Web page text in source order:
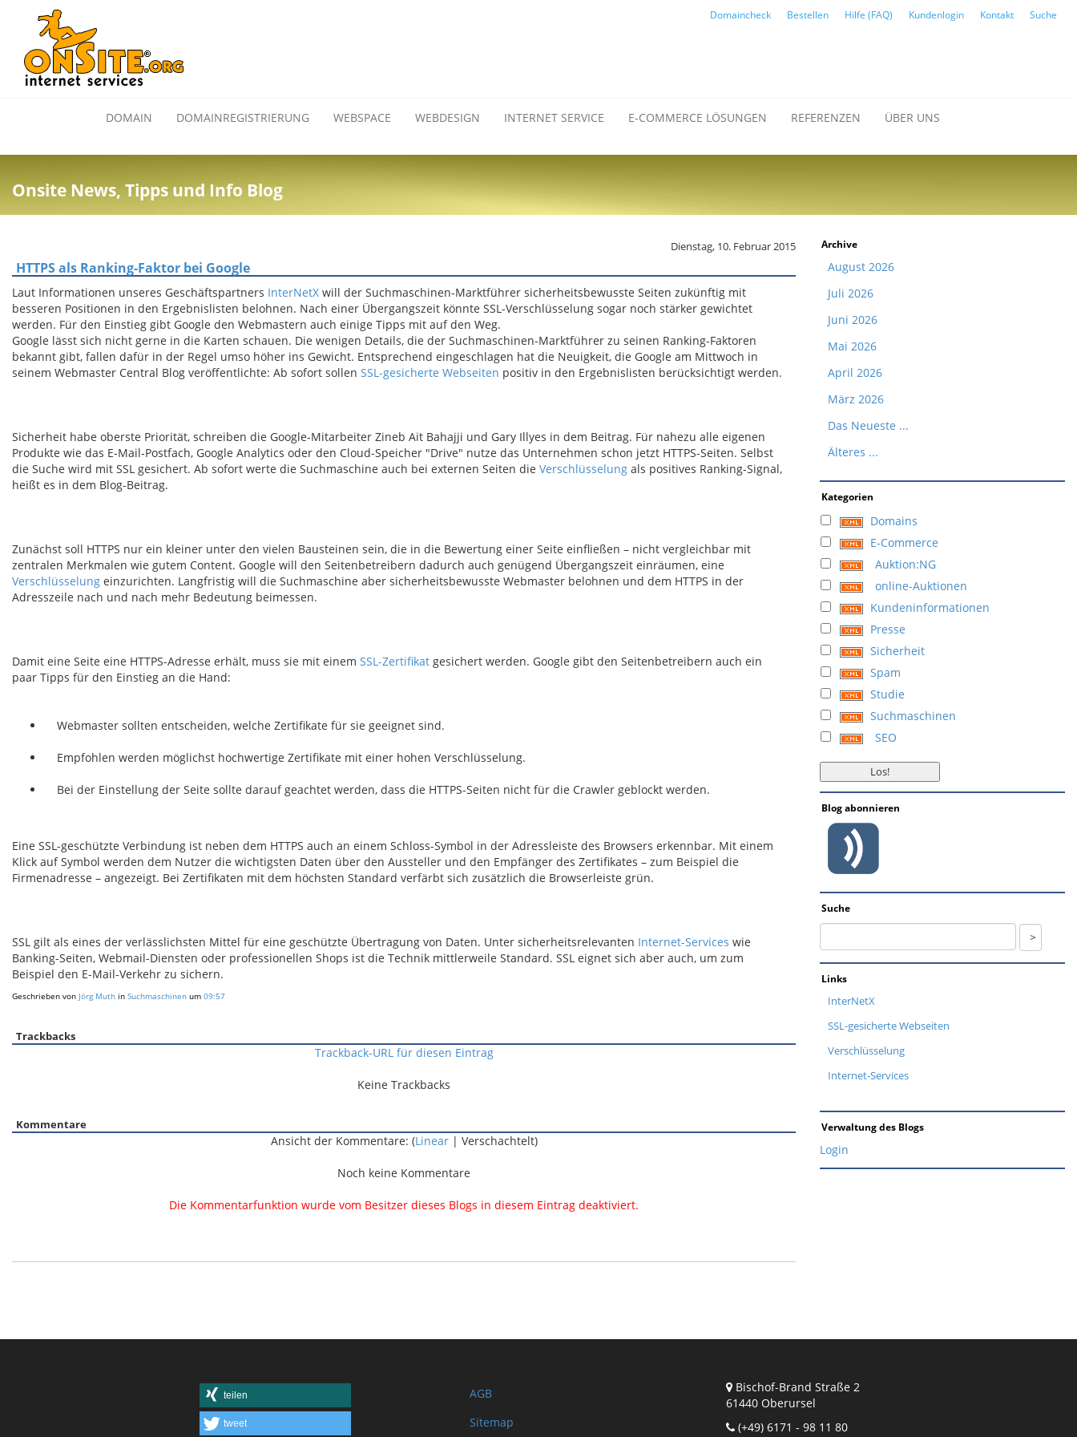
Domaincheck Bestellen Hilfe (FAQ) Kundenlogin Kontakt Suche
DOMAIN DOMAINREGISTRIERUNG WEBSPACE WEBDESIGN INTERNET SERVICE E-COMMERCE LÖSUNGEN REFERENZEN ÜBER UNS
Onsite News, Tipps und Info Blog
Dienstag, 10. Februar 2015
HTTPS als Ranking-Faktor bei Google
Laut Informationen unseres Geschäftspartners InterNetX will der Suchmaschinen-Marktführer sicherheitsbewusste Seiten zukünftig mit
besseren Positionen in den Ergebnislisten belohnen. Nach einer Übergangszeit könnte SSL-Verschlüsselung sogar noch stärker gewichtet
werden. Für den Einstieg gibt Google den Webmastern auch einige Tipps mit auf den Weg.
Google lässt sich nicht gerne in die Karten schauen. Die wenigen Details, die der Suchmaschinen-Marktführer zu seinen Ranking-Faktoren
bekannt gibt, fallen dafür in der Regel umso höher ins Gewicht. Entsprechend eingeschlagen hat die Neuigkeit, die Google am Mittwoch in
seinem Webmaster Central Blog veröffentlichte: Ab sofort sollen SSL-gesicherte Webseiten positiv in den Ergebnislisten berücksichtigt werden.
Sicherheit habe oberste Priorität, schreiben die Google-Mitarbeiter Zineb Ait Bahajji und Gary Illyes in dem Beitrag. Für nahezu alle eigenen
Produkte wie das E-Mail-Postfach, Google Analytics oder den Cloud-Speicher "Drive" nutze das Unternehmen schon jetzt HTTPS-Seiten. Selbst
die Suche wird mit SSL gesichert. Ab sofort werte die Suchmaschine auch bei externen Seiten die Verschlüsselung als positives Ranking-Signal,
heißt es in dem Blog-Beitrag.
Zunächst soll HTTPS nur ein kleiner unter den vielen Bausteinen sein, die in die Bewertung einer Seite einfließen – nicht vergleichbar mit
zentralen Merkmalen wie gutem Content. Google will den Seitenbetreibern dadurch auch genügend Übergangszeit einräumen, eine
Verschlüsselung einzurichten. Langfristig will die Suchmaschine aber sicherheitsbewusste Webmaster belohnen und dem HTTPS in der
Adresszeile nach und nach mehr Bedeutung beimessen.
Damit eine Seite eine HTTPS-Adresse erhält, muss sie mit einem SSL-Zertifikat gesichert werden. Google gibt den Seitenbetreibern auch ein
paar Tipps für den Einstieg an die Hand:
Webmaster sollten entscheiden, welche Zertifikate für sie geeignet sind.
Empfohlen werden möglichst hochwertige Zertifikate mit einer hohen Verschlüsselung.
Bei der Einstellung der Seite sollte darauf geachtet werden, dass die HTTPS-Seiten nicht für die Crawler geblockt werden.
Eine SSL-geschützte Verbindung ist neben dem HTTPS auch an einem Schloss-Symbol in der Adressleiste des Browsers erkennbar. Mit einem
Klick auf Symbol werden dem Nutzer die wichtigsten Daten über den Aussteller und den Empfänger des Zertifikates – zum Beispiel die
Firmenadresse – angezeigt. Bei Zertifikaten mit dem höchsten Standard verfärbt sich zusätzlich die Browserleiste grün.
SSL gilt als eines der verlässlichsten Mittel für eine geschützte Übertragung von Daten. Unter sicherheitsrelevanten Internet-Services wie
Banking-Seiten, Webmail-Diensten oder professionellen Shops ist die Technik mittlerweile Standard. SSL eignet sich aber auch, um zum
Beispiel den E-Mail-Verkehr zu sichern.
Geschrieben von Jörg Muth in Suchmaschinen um 09:57
Trackbacks
Trackback-URL für diesen Eintrag
Keine Trackbacks
Kommentare
Ansicht der Kommentare: (Linear| Verschachtelt)
Noch keine Kommentare
Die Kommentarfunktion wurde vom Besitzer dieses Blogs in diesem Eintrag deaktiviert.
Archive
August 2026
Juli 2026
Juni 2026
Mai 2026
April 2026
März 2026
Das Neueste ...
Älteres ...
Kategorien
Domains
E-Commerce
Auktion:NG
online-Auktionen
Kundeninformationen
Presse
Sicherheit
Spam
Studie
Suchmaschinen
SEO
Blog abonnieren
Suche
Links
InterNetX
SSL-gesicherte Webseiten
Verschlüsselung
Internet-Services
Verwaltung des Blogs
Login
teilen
tweet
AGB
Sitemap
Bischof-Brand Straße 2
61440 Oberursel
(+49) 6171 - 98 11 80